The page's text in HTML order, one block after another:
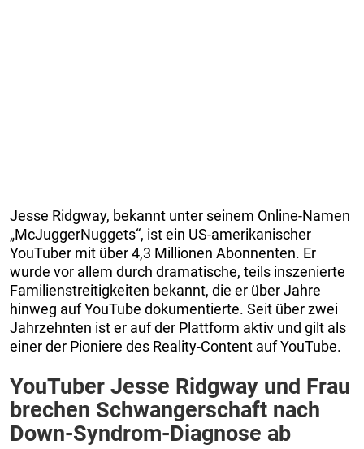
Jesse Ridgway, bekannt unter seinem Online-Namen
„McJuggerNuggets“, ist ein US-amerikanischer
YouTuber mit über 4,3 Millionen Abonnenten. Er
wurde vor allem durch dramatische, teils inszenierte
Familienstreitigkeiten bekannt, die er über Jahre
hinweg auf YouTube dokumentierte. Seit über zwei
Jahrzehnten ist er auf der Plattform aktiv und gilt als
einer der Pioniere des Reality-Content auf YouTube.
YouTuber Jesse Ridgway und Frau
brechen Schwangerschaft nach
Down-Syndrom-Diagnose ab